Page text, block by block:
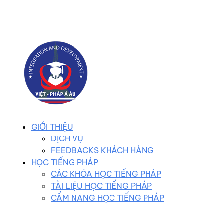
GIỚI THIỆU
DỊCH VỤ
FEEDBACKS KHÁCH HÀNG
HỌC TIẾNG PHÁP
CÁC KHÓA HỌC TIẾNG PHÁP
TÀI LIỆU HỌC TIẾNG PHÁP
CẨM NANG HỌC TIẾNG PHÁP